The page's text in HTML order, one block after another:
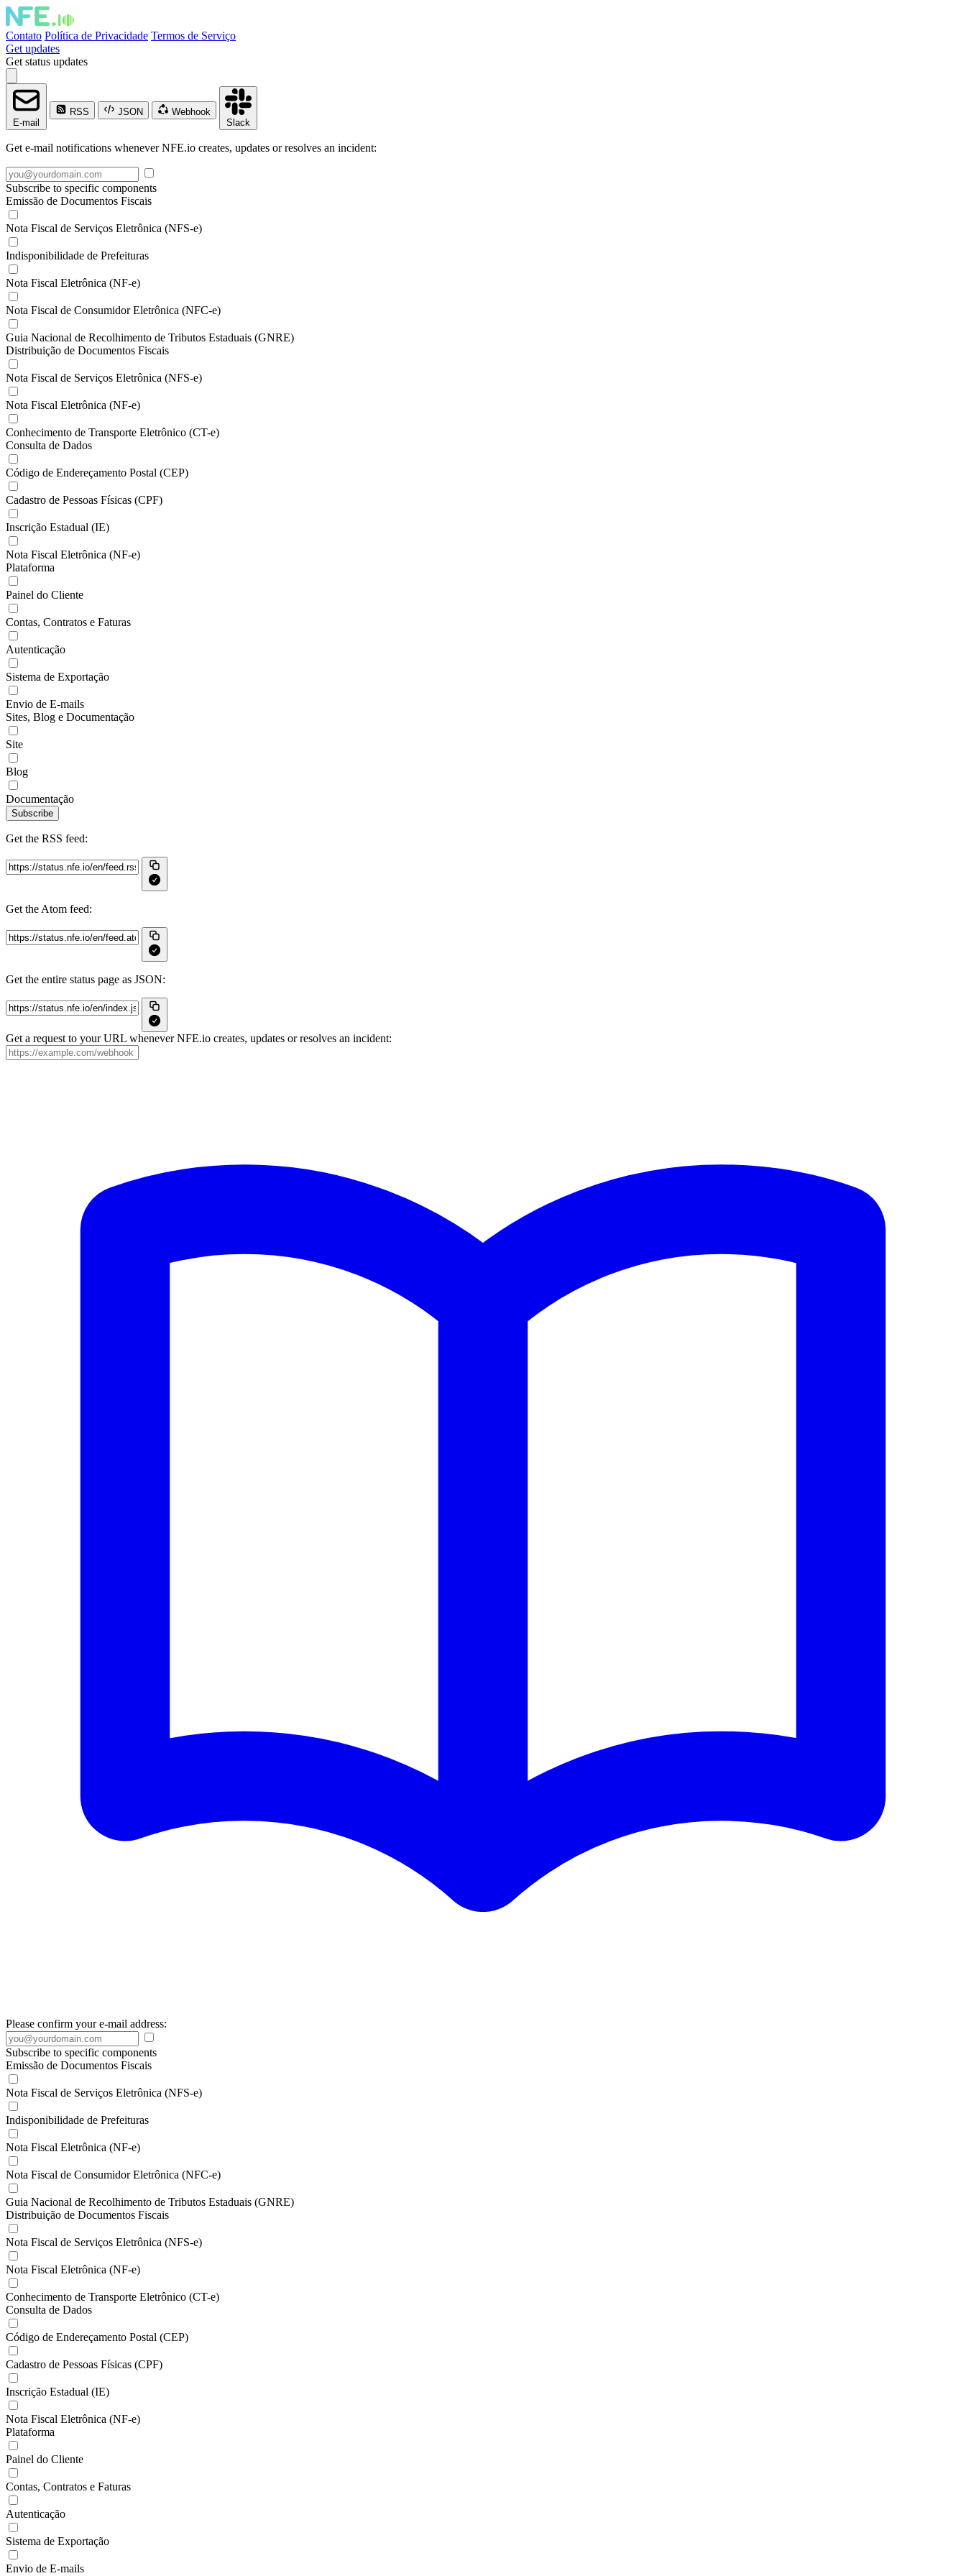
Contato Política de Privacidade Termos de Serviço
Get updates
Get status updates
E-mail
RSS JSON
Webhook
Slack
Get e-mail notifications whenever NFE.io creates, updates or resolves an incident:
Subscribe to specific components
Emissão de Documentos Fiscais
Nota Fiscal de Serviços Eletrônica (NFS-e)
Indisponibilidade de Prefeituras
Nota Fiscal Eletrônica (NF-e)
Nota Fiscal de Consumidor Eletrônica (NFC-e)
Guia Nacional de Recolhimento de Tributos Estaduais (GNRE)
Distribuição de Documentos Fiscais
Nota Fiscal de Serviços Eletrônica (NFS-e)
Nota Fiscal Eletrônica (NF-e)
Conhecimento de Transporte Eletrônico (CT-e)
Consulta de Dados
Código de Endereçamento Postal (CEP)
Cadastro de Pessoas Físicas (CPF)
Inscrição Estadual (IE)
Nota Fiscal Eletrônica (NF-e)
Plataforma
Painel do Cliente
Contas, Contratos e Faturas
Autenticação
Sistema de Exportação
Envio de E-mails
Sites, Blog e Documentação
Site
Blog
Documentação
Subscribe
Get the RSS feed:
Get the Atom feed:
Get the entire status page as JSON:
Get a request to your URL whenever NFE.io creates, updates or resolves an incident:
Please confirm your e-mail address:
Subscribe to specific components
Emissão de Documentos Fiscais
Nota Fiscal de Serviços Eletrônica (NFS-e)
Indisponibilidade de Prefeituras
Nota Fiscal Eletrônica (NF-e)
Nota Fiscal de Consumidor Eletrônica (NFC-e)
Guia Nacional de Recolhimento de Tributos Estaduais (GNRE)
Distribuição de Documentos Fiscais
Nota Fiscal de Serviços Eletrônica (NFS-e)
Nota Fiscal Eletrônica (NF-e)
Conhecimento de Transporte Eletrônico (CT-e)
Consulta de Dados
Código de Endereçamento Postal (CEP)
Cadastro de Pessoas Físicas (CPF)
Inscrição Estadual (IE)
Nota Fiscal Eletrônica (NF-e)
Plataforma
Painel do Cliente
Contas, Contratos e Faturas
Autenticação
Sistema de Exportação
Envio de E-mails